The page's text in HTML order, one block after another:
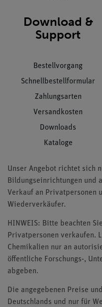
Download &
Support
Bestellvorgang
Schnellbestellformular
Zahlungsarten
Versandkosten
Downloads
Kataloge
Unser Angebot richtet sich
Bildungseinrichtungen und
Verkauf an Privatpersonen
Wiederverkäufer.
HINWEIS: Bitte beachten
Privatpersonen verkaufen.
Chemikalien nur an
öffentliche Forschungs-,
abgeben.
Die angegebenen Preise
Deutschlands und nur für